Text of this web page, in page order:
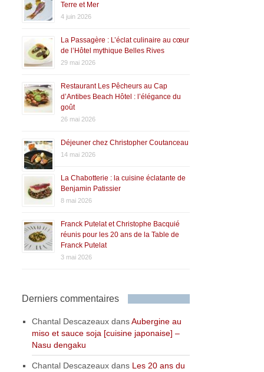
Terre et Mer
4 juin 2026
La Passagère : L’éclat culinaire au cœur
de l’Hôtel mythique Belles Rives
29 mai 2026
Restaurant Les Pêcheurs au Cap
d’Antibes Beach Hôtel : l’élégance du
goût
26 mai 2026
Déjeuner chez Christopher Coutanceau
14 mai 2026
La Chabotterie : la cuisine éclatante de
Benjamin Patissier
8 mai 2026
Franck Putelat et Christophe Bacquié
réunis pour les 20 ans de la Table de
Franck Putelat
3 mai 2026
Derniers commentaires
Chantal Descazeaux dansAubergine au
miso et sauce soja [cuisine japonaise] –
Nasu dengaku
Chantal Descazeaux dans Les 20 ans du